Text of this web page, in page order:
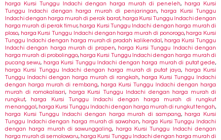
harga Kursi Tunggu Indachi dengan harga murah di peneleh,
harga Kursi
Tunggu Indachi dengan harga murah di penjaringan,
harga Kursi Tunggu
Indachi dengan harga murah di perak barat, harga Kursi Tunggu Indachi dengan
harga murah di perak timur, harga Kursi Tunggu Indachi dengan harga murah di
ploso, harga Kursi Tunggu Indachi dengan harga murah di ponorogo, harga Kursi
Tunggu Indachi dengan harga murah di pradah kalikendal, harga Kursi Tunggu
Indachi dengan harga murah di prapen, harga Kursi Tunggu Indachi dengan
harga murah di probolinggo, harga Kursi Tunggu Indachi dengan harga murah di
pucang sewu, harga Kursi Tunggu Indachi dengan harga murah di putat gede,
harga Kursi Tunggu Indachi dengan harga murah di putat jaya,
harga Kursi
Tunggu Indachi dengan harga murah di rangkah, harga Kursi Tunggu Indachi
dengan harga murah di rembang, harga Kursi Tunggu Indachi dengan harga
murah di romokalisari,
harga Kursi Tunggu Indachi dengan harga murah di
rungkut,
harga Kursi Tunggu Indachi dengan harga murah di rungkut
menanggal , harga Kursi Tunggu Indachi dengan harga murah di rungkut tengah,
harga Kursi Tunggu Indachi dengan harga murah di sampang,
harga Kursi
Tunggu Indachi dengan harga murah di sawahan, harga Kursi Tunggu Indachi
dengan harga murah di sawunggaling,
harga Kursi Tunggu Indachi dengan
harga murah di semolowaru, harga Kursi Tunggu Indachi dengan harga murah di